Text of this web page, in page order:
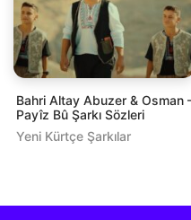
Bahri Altay Abuzer & Osman
Payîz Bû Şarkı Sözleri
Yeni Kürtçe Şarkılar